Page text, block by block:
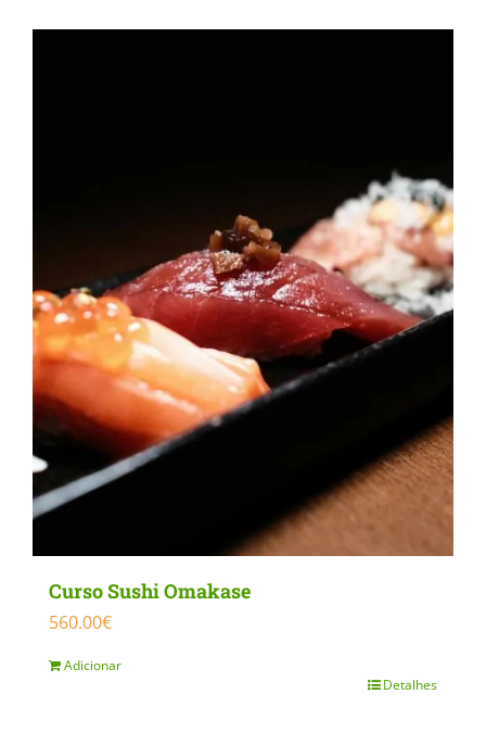
Curso Sushi Omakase
560.00€
Adicionar
Detalhes